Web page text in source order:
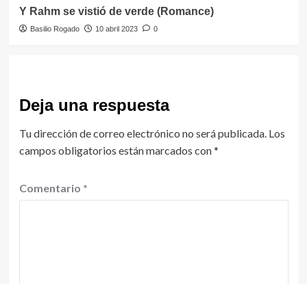
Y Rahm se vistió de verde (Romance)
Basilio Rogado 10 abril 2023 0
Deja una respuesta
Tu dirección de correo electrónico no será publicada. Los
campos obligatorios están marcados con*
Comentario *